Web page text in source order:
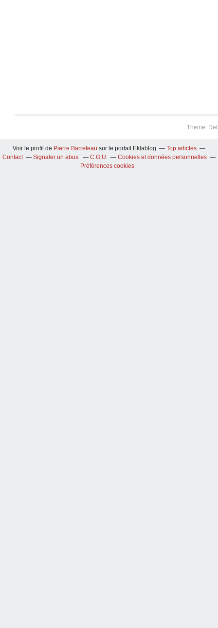
Theme:
Voir le profil de Pierre Barreteau sur le portail Eklablog
Top articles
Contact
Signaler un abus C.G.U.
Cookies et données personnelles
Préférences cookies